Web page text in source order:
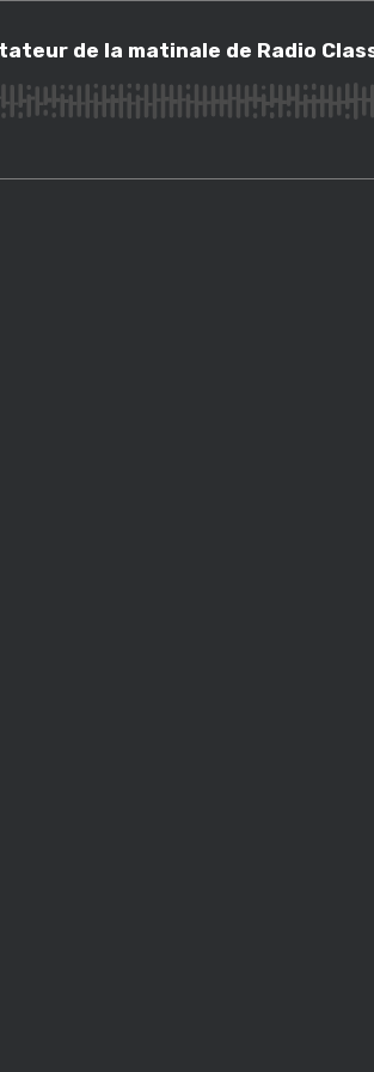
matinale de Radio Classique
de la matinale de Radio